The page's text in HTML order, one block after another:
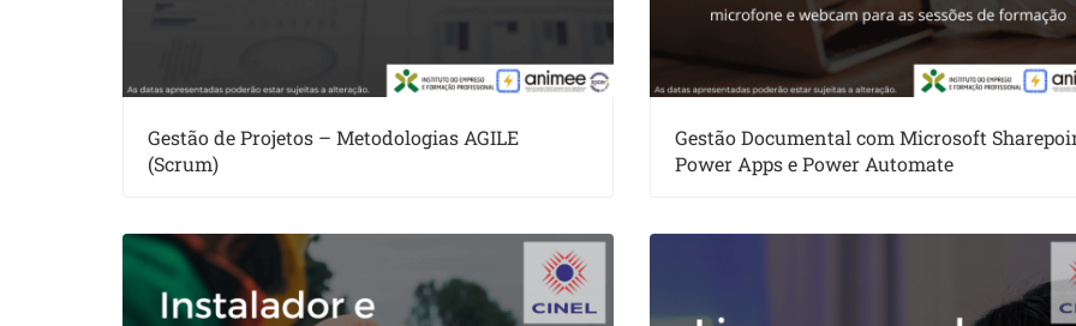
Gestão de Projetos – Metodologias AGILE
(Scrum)
Gestão Documental com Microsoft
Power Apps e Power Automate